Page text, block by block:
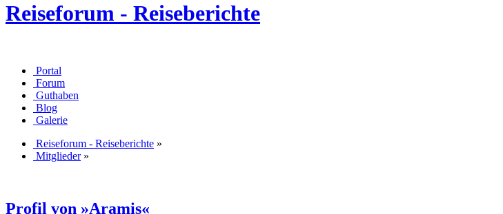
Reiseforum - Reiseberichte
Portal
Forum
Guthaben
Blog
Galerie
Reiseforum - Reiseberichte »
Mitglieder»
Profil von »Aramis«